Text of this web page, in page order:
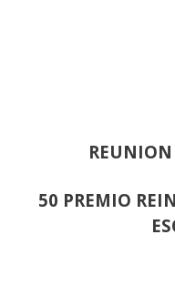
REUNION
50 PREMIO